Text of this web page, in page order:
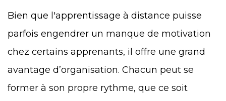
Bien que l'apprentissage à distance puisse
parfois engendrer un manque de motivation
chez certains apprenants, il offre une grand
avantage d’organisation. Chacun peut se
former à son propre rythme, que ce soit